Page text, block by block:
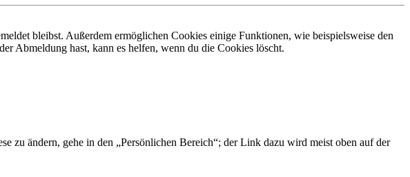
bleibst. Außerdem ermöglichen Cookies einige Funktionen, wie beispielsweise den
Abmeldung hast, kann es helfen, wenn du die Cookies löscht.
zu ändern, gehe in den „Persönlichen Bereich“; der Link dazu wird meist oben auf der